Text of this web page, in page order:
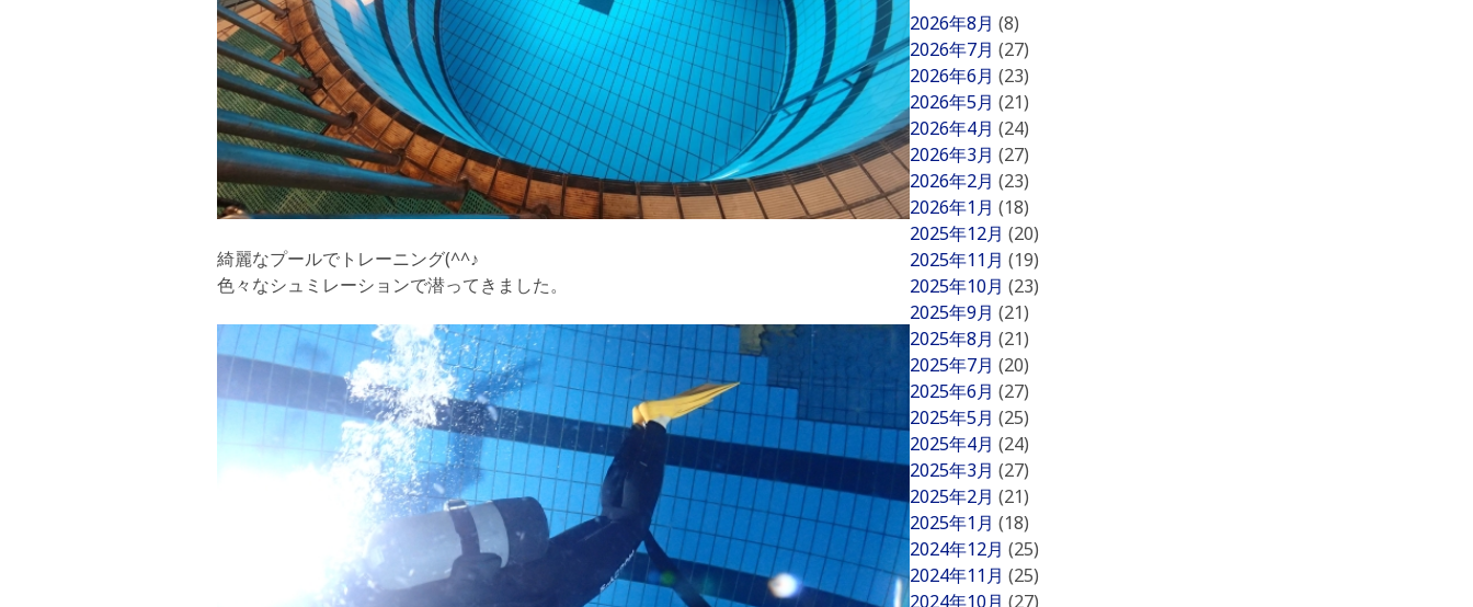
綺麗なプールでトレーニング(^^♪
色々なシュミレーションで潜ってきました。
2026年8月 (8)
2026年7月 (27)
2026年6月 (23)
2026年5月 (21)
2026年4月 (24)
2026年3月 (27)
2026年2月 (23)
2026年1月 (18)
2025年12月 (20)
2025年11月 (19)
2025年10月 (23)
2025年9月 (21)
2025年8月 (21)
2025年7月 (20)
2025年6月 (27)
2025年5月 (25)
2025年4月 (24)
2025年3月 (27)
2025年2月 (21)
2025年1月 (18)
2024年12月 (25)
2024年11月 (25)
2024年10月 (27)